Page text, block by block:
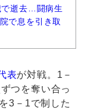
で逝去…闘病生
で息を引き取
表が対戦。1－
つを奪い合っ
3－1で制した